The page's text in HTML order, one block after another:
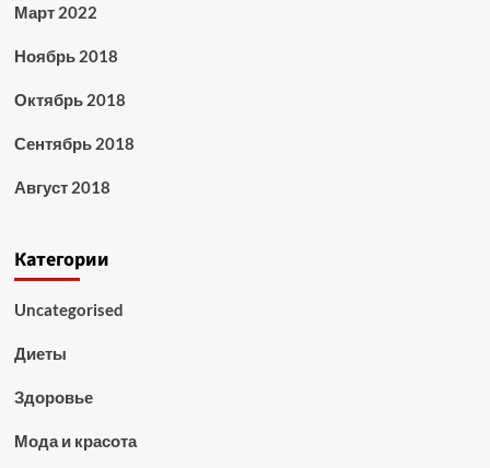
Март 2022
Ноябрь 2018
Октябрь 2018
Сентябрь 2018
Август 2018
Категории
Uncategorised
Диеты
Здоровье
Мода и красота